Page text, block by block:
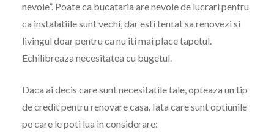
nevoie”. Poate ca bucataria are nevoie de lucrari pentru
ca instalatiile sunt vechi, dar esti tentat sa renovezi si
livingul doar pentru ca nu iti mai place tapetul.
Echilibreaza necesitatea cu bugetul.
Daca ai decis care sunt necesitatile tale, opteaza un tip
de credit pentru renovare casa. Iata care sunt optiunile
pe care le poti lua in considerare: